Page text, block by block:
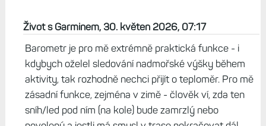
Ondra, 31. květen 2026, 12:39
Kolem 5-10 tis. se daji u konkurence sehnat
daleko lepsi kousky. Uz to bude mit i safir,
vyssi/pouzitelny jas, vetsi displej, trebas i
svitilnu.